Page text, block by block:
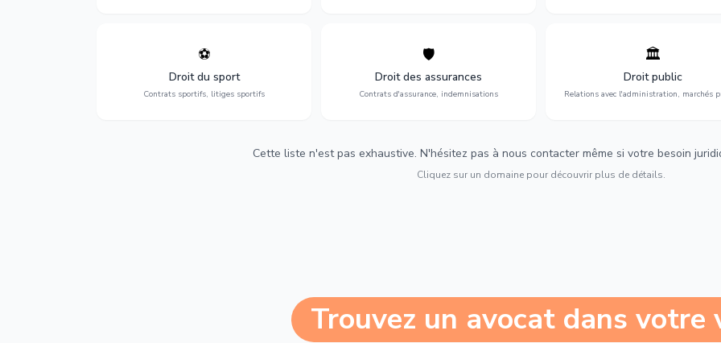
⚽
Droit du sport
Contrats sportifs, litiges sportifs
Expertise en droit sportif : contrats de
sportifs, transferts, sponsoring et
contentieux.
🛡️
Droit des assurances
Contrats d'assurance, indemnisations
Défense de vos intérêts : contrats
d'assurance, sinistres et indemnisations
optimales.
🏛️
Droit public
Relations avec l'administration, marchés
Gestion de vos relations avec
l'administration : marchés
urbanisme et contentieux.
Cette liste n'est pas exhaustive. N'hésitez pas à nous contacter même si votre besoin
Cliquez sur un domaine pour découvrir plus de détails.
Trouvez un avocat dans votre